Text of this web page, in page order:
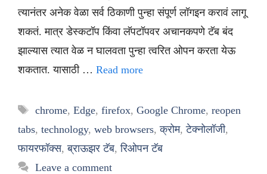
त्यानंतर अनेक वेळा सर्व ठिकाणी पुन्हा संपूर्ण लॉगइन करावं लागू
शकतं. मात्र डेस्कटॉप किंवा लॅपटॉपवर अचानकपणे टॅब बंद
झाल्यास त्यात वेळ न घालवता पुन्हा त्वरित ओपन करता येऊ
शकतात. यासाठी … Read more
Tags
chrome, Edge, firefox, Google Chrome, reopen
tabs, technology, web browsers,क्रोम,टेक्नोलॉजी,
फायरफॉक्स,ब्राऊझर टॅब,रिओपन टॅब
Leave a comment